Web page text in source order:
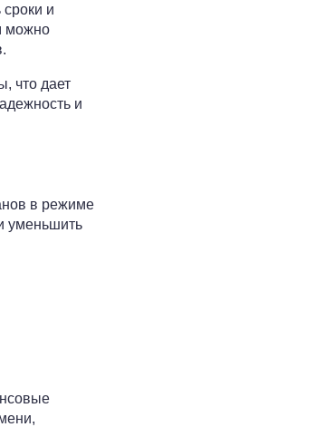
и
можно
что дает
и
в режиме
уменьшить